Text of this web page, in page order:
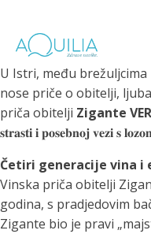
U Istri, među
nose priče o obitelji,
priča obitelji Zigante
𝐬𝐭𝐫𝐚𝐬𝐭𝐢 𝐢 𝐩𝐨𝐬𝐞𝐛𝐧𝐨𝐣 𝐯𝐞𝐳𝐢 𝐬
Četiri generacije vina i
Vinska priča obitelji
godina, s pradjedovim
Zigante bio je pravi